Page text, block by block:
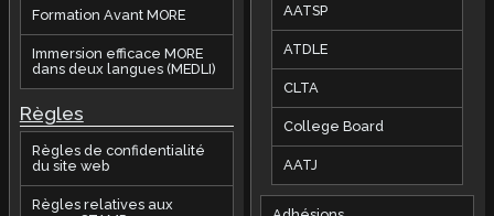
Formation Avant MORE
Immersion efficace MORE
dans deux langues (MEDLI)
Règles
Règles de confidentialité
du site web
Règles relatives aux
AATSP
ATDLE
CLTA
College Board
AATJ